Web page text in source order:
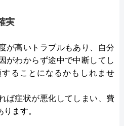
実
が高いトラブルもあり、自分
がわからず途中で中断してし
ることになるかもしれませ
ば症状が悪化してしまい、費
ます。